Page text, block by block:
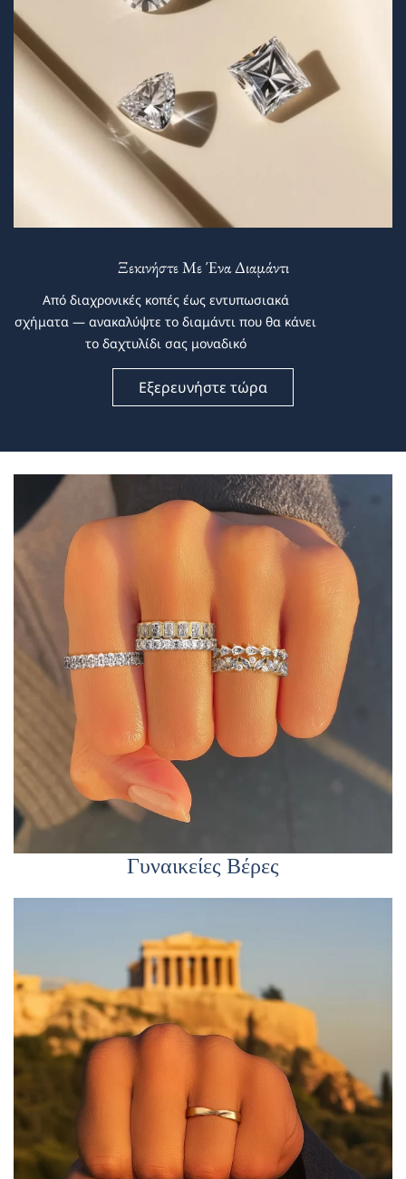
Ξεκινήστε Με Ένα Διαμάντι
Από διαχρονικές κοπές έως εντυπωσιακά
σχήματα — ανακαλύψτε το διαμάντι που θα κάνει
το δαχτυλίδι σας μοναδικό
Εξερευνήστε τώρα
Γυναικείες Βέρες